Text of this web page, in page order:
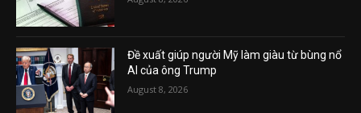
Đề xuất giúp người Mỹ làm giàu từ bùng nổ
AI của ông Trump
August 8, 2026